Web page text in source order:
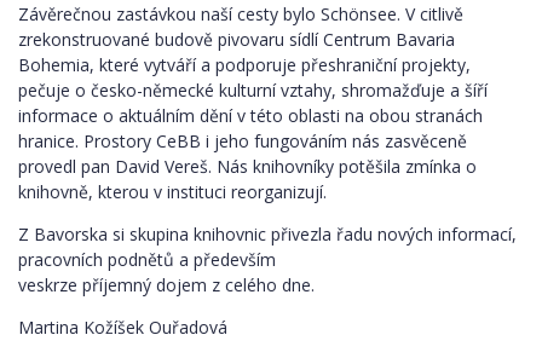
Závěrečnou zastávkou naší cesty bylo Schönsee. V citlivě
zrekonstruované budově pivovaru sídlí Centrum Bavaria
Bohemia, které vytváří a podporuje přeshraniční projekty,
pečuje o česko-německé kulturní vztahy, shromažďuje a šíří
informace o aktuálním dění v této oblasti na obou stranách
hranice. Prostory CeBB i jeho fungováním nás zasvěceně
provedl pan David Vereš. Nás knihovníky potěšila zmínka o
knihovně, kterou v instituci reorganizují.
Z Bavorska si skupina knihovnic přivezla řadu nových informací,
pracovních podnětů a především
veskrze příjemný dojem z celého dne.
Martina Kožíšek Ouřadová